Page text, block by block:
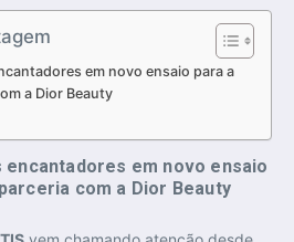
em novo ensaio para a
a Dior Beauty
encantadores em novo ensaio
com a Dior Beauty